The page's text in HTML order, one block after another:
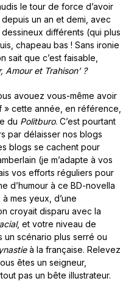
le tour de force d’avoir
un an et demi, avec
différents (qui plus
chapeau bas ! Sans ironie
sait que c’est faisable,
Amour et Trahison’ ?
avouez vous-même avoir
cette année, en référence,
du Politburo. C’est pourtant
par délaisser nos blogs
blogs se cachent pour
(je m’adapte à vos
vos efforts réguliers pour
d’humour à ce BD-novella
mes yeux, d’une
croyait disparu avec la
, et votre niveau de
scénario plus serré ou
à la française. Relevez
êtes un seigneur,
pas un bête illustrateur.